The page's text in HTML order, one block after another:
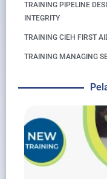
TRAINING PIPELINE
INTEGRITY
TRAINING CIEH FIRST
TRAINING MANAGING